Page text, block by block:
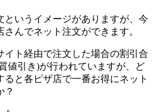
というイメージがありますが、今
んでネット注文ができます。
イト経由で注文した場合の割引合
値引き)が行われていますが、ど
と各ピザ店で一番お得にネット
？